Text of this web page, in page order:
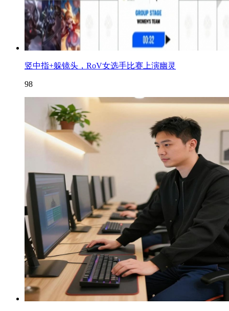
竖中指+躲镜头，RoV女选手比赛上演幽灵
98